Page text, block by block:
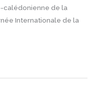
calédonienne de la
Internationale de la